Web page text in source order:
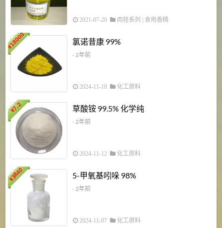
2021-07-20 肉桂系列 食用香精
¥
18000 氯诺昔康 99%
- 2年前
2024-11-18 化工原料
¥
7.2 草酸铵 99.5% 化学纯
- 2年前
2024-11-12 化工原料
¥
3840 5-甲氧基吲哚 98%
- 2年前
2024-11-07 化工原料